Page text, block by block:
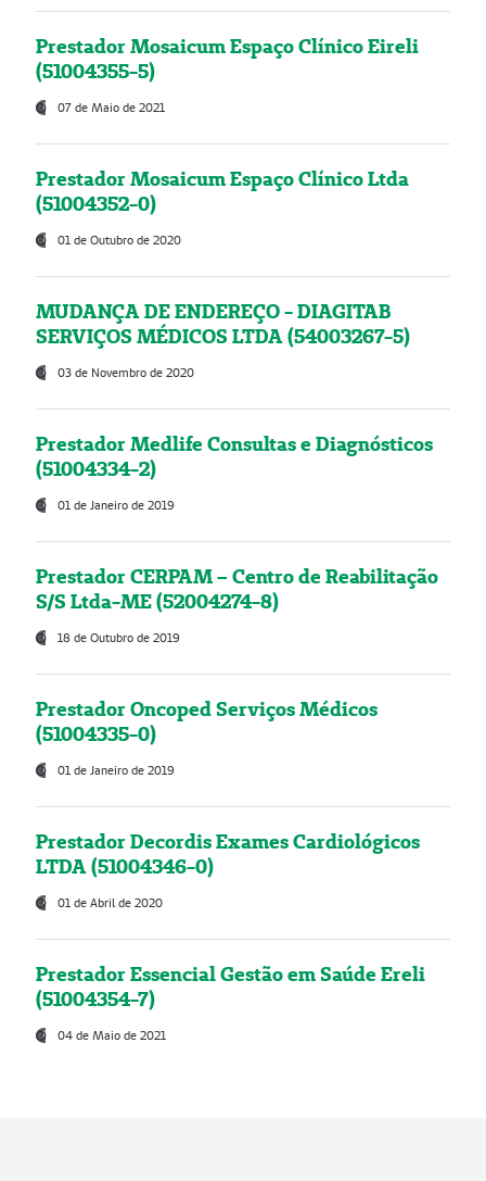
Prestador Mosaicum Espaço Clínico Eireli
(51004355-5)
07 de Maio de 2021
Prestador Mosaicum Espaço Clínico Ltda
(51004352-0)
01 de Outubro de 2020
MUDANÇA DE ENDEREÇO - DIAGITAB
SERVIÇOS MÉDICOS LTDA (54003267-5)
03 de Novembro de 2020
Prestador Medlife Consultas e Diagnósticos
(51004334-2)
01 de Janeiro de 2019
Prestador CERPAM – Centro de Reabilitação
S/S Ltda-ME (52004274-8)
18 de Outubro de 2019
Prestador Oncoped Serviços Médicos
(51004335-0)
01 de Janeiro de 2019
Prestador Decordis Exames Cardiológicos
LTDA (51004346-0)
01 de Abril de 2020
Prestador Essencial Gestão em Saúde Ereli
(51004354-7)
04 de Maio de 2021